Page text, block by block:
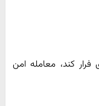
کند، معامله امن